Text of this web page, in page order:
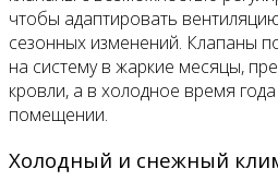
чтобы адаптировать
сезонных изменений. Клапаны
на систему в жаркие месяцы,
кровли, а в холодное время
помещении.
Холодный и снежный